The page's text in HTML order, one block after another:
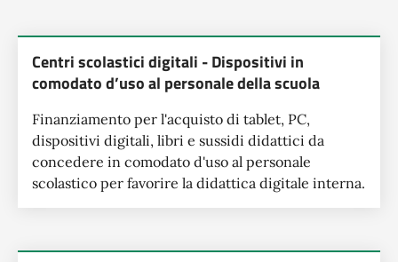
Lista dei finanziamenti
Centri scolastici digitali - Dispositivi in
comodato d’uso al personale della scuola
Finanziamento per l'acquisto di tablet, PC,
dispositivi digitali, libri e sussidi didattici da
concedere in comodato d'uso al personale
scolastico per favorire la didattica digitale interna.